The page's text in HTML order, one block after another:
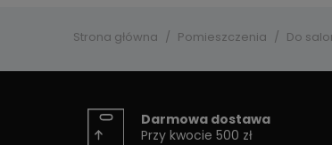
Strona główna Pomieszczenia Do
Darmowa dostawa
Przy kwocie 500 zł